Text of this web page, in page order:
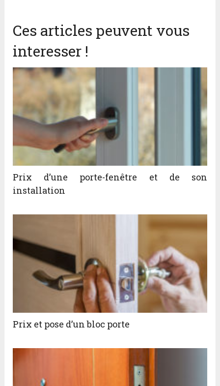
Ces articles peuvent vous
interesser !
Prix d’une porte-fenêtre et de son
installation
Prix et pose d’un bloc porte